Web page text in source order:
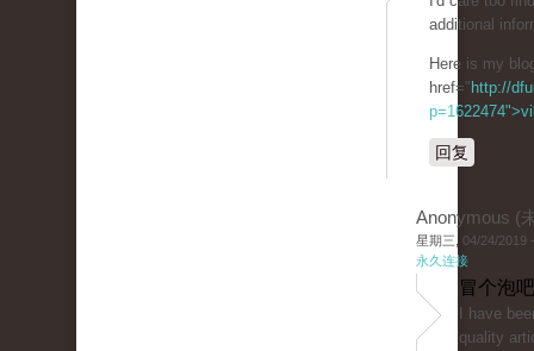
additional
Here is my
href=" http://
回复
Anonymous (
星期三, 04/24/2019
永久连接
冒个泡
I һave
quality